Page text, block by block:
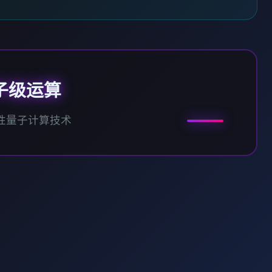
级运算
量子计算技术